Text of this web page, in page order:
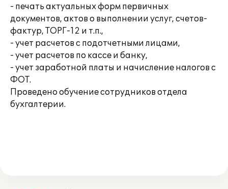
- печать актуальных форм первичных
документов, актов о выполнении услуг, счетов-
фактур, ТОРГ-12 и т.п.,
- учет расчетов с подотчетными лицами,
- учет расчетов по кассе и банку,
- учет заработной платы и начисление налогов с
ФОТ.
Проведено обучение сотрудников отдела
бухгалтерии.